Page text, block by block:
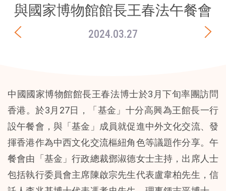
與國家博物館館長王春法午餐會
2024.03.27
中國國家博物館館長王春法博士於3月下旬率團訪問
香港。於3月27日，「基金」十分高興為王館長一行
設午餐會，與「基金」成員就促進中外文化交流、發
揮香港作為中西文化交流樞紐角色等議題作分享。午
餐會由「基金」行政總裁鄧淑德女士主持，出席人士
包括執行委員會主席陳啟宗先生代表盧韋柏先生，信